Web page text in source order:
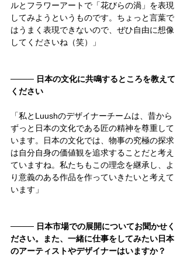
ルとフラワーアートで「花びらの渦」を表現
してみようというものです。ちょっと言葉で
はうまく表現できないので、ぜひ自由に想像
してくださいね（笑）」
──── 日本の文化に共鳴するところを教えて
ください
「私とLuushのデザイナーチームは、昔から
ずっと日本の文化である匠の精神を尊重して
います。日本の文化では、物事の究極の探求
は自分自身の価値観を追求することだと考え
ていますね。私たちもこの理念を継承し、よ
り意義のある作品を作っていきたいと考えて
います」
──── 日本市場での展開についてお聞かせく
ださい。また、一緒に仕事をしてみたい日本
のアーティストやデザイナーはいますか？